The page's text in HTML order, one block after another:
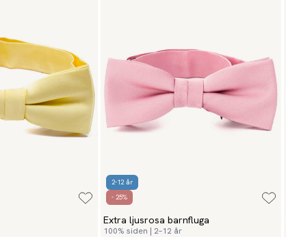
2-12 år
- 25%
Extra ljusrosa barnfluga
100% siden | 2–12 år